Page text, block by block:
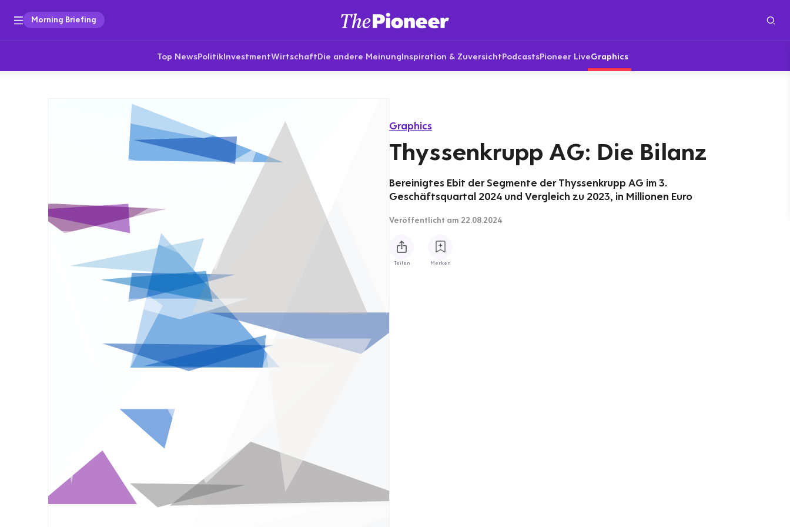
Morning Briefing
Top NewsPolitikInvestmentWirtschaftDie andere MeinungInspiration & ZuversichtPodcastsPioneer LiveGraphics
Graphics
Thyssenkrupp AG: Die Bilanz
Bereinigtes Ebit der Segmente der Thyssenkrupp AG im 3.
Geschäftsquartal 2024 und Vergleich zu 2023, in Millionen Euro
Veröffentlicht am 22.08.2024
Teilen Merken